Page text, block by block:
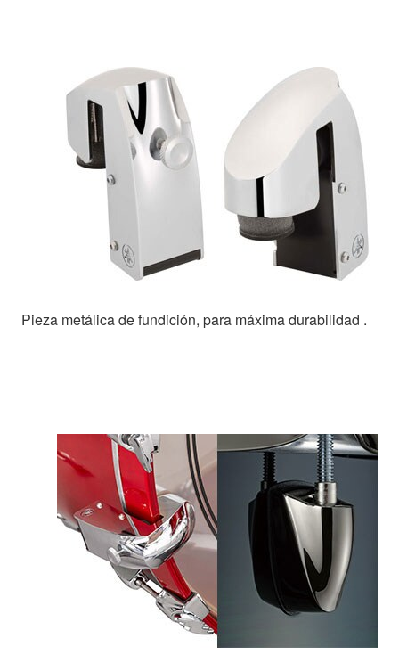
Pieza metálica de fundición, para máxima durabilidad .